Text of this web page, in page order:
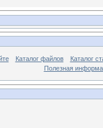
Каталог файлов
Каталог
Полезная